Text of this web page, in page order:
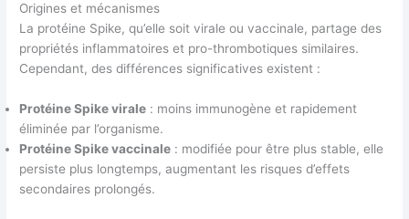
Origines et mécanismes
La protéine Spike, qu’elle soit virale ou vaccinale, partage des
propriétés inflammatoires et pro-thrombotiques similaires.
Cependant, des différences significatives existent :
Protéine Spike virale : moins immunogène et rapidement
éliminée par l’organisme.
Protéine Spike vaccinale : modifiée pour être plus stable, elle
persiste plus longtemps, augmentant les risques d’effets
secondaires prolongés.